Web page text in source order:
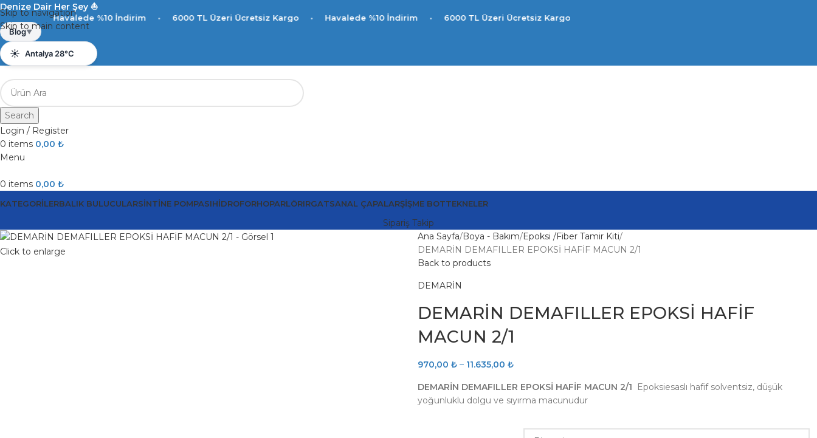
Skip to navigation
Skip to main content
Denize Dair Her Şey ⛵️
Havalede %10 İndirim • 6000 TL Üzeri Ücretsiz Kargo • Havalede %10 İndirim •
6000 TL Üzeri Ücretsiz Kargo
Blog▼
☀️ Antalya 28°C
💨 Rüzgar 2.3 km/s
💧 Nem %91
Search
Login / Register
0 items 0,00 ₺
Menu
0 items 0,00 ₺
KATEGORILERBALIK BULUCULARSINTINE POMPASIHIDROFORHOPARLÖRIRGATSANAL ÇAPALARŞIŞME BOTTEKNELER
Sipariş Takip
Click to enlarge
Ana Sayfa Boya - Bakım Epoksi /Fiber Tamir Kiti
DEMARİN DEMAFILLER EPOKSİ HAFİF MACUN 2/1
Back to products
DEMARİN
DEMARİN DEMAFILLER EPOKSİ HAFİF
MACUN 2/1
970,00 ₺ – 11.635,00 ₺
DEMARİN DEMAFILLER EPOKSİ HAFİF MACUN 2/1
Epoksiesaslı hafif solventsiz, düşük
yoğunluklu dolgu ve sıyırma macunudur